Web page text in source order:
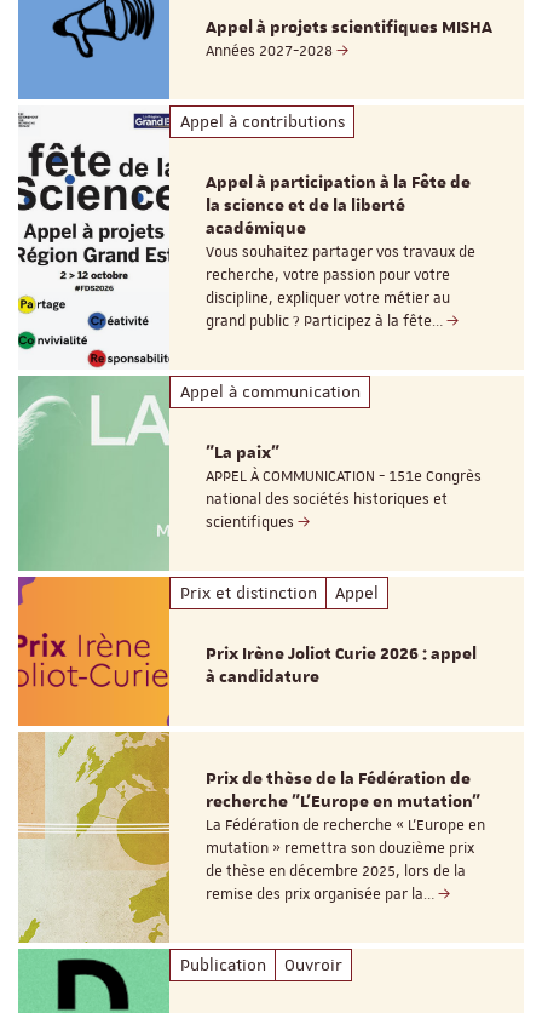
Appel à projets scientifiques MISHA
Années 2027-2028
Appel à contributions
Appel à participation à la Fête de
la science et de la liberté
académique
Vous souhaitez partager vos travaux de
recherche, votre passion pour votre
discipline, expliquer votre métier au
grand public ? Participez à la fête…
Appel à communication
"La paix"
APPEL À COMMUNICATION - 151e Congrès
national des sociétés historiques et
scientifiques
Prix et distinction Appel
Prix Irène Joliot Curie 2026 : appel
à candidature
Prix de thèse de la Fédération de
recherche "L’Europe en mutation"
La Fédération de recherche « L’Europe en
mutation » remettra son douzième prix
de thèse en décembre 2025, lors de la
remise des prix organisée par la…
Publication Ouvroir